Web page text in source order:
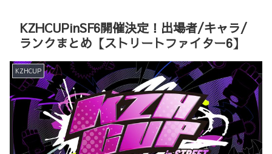
KZHCUPinSF6開催決定！出場者/キャラ/
ランクまとめ【ストリートファイター6】
KZHCUP